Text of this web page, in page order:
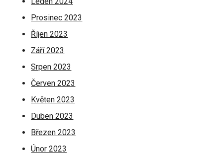
Prosinec 2023
Říjen 2023
Září 2023
Srpen 2023
Červen 2023
Květen 2023
Duben 2023
Březen 2023
Únor 2023